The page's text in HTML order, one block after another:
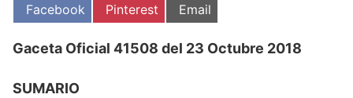
Compartir
en
Facebook
Compartir
en
Pinterest
Compartir
en
Email
Gaceta Oficial 41508 del 23 Octubre 2018
SUMARIO